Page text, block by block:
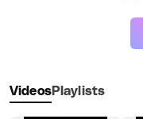
VideosPlaylists